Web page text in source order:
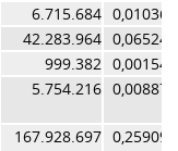
6.715.684 0,010362
42.283.964 0,065240
999.382 0,001542
5.754.216 0,008878
167.928.697 0,259096